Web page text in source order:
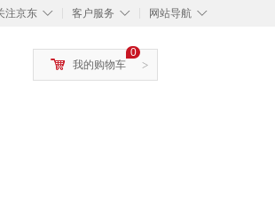
◇
注京东 ◇
客户服务 ◇
网站导航
>
0
我的购物车